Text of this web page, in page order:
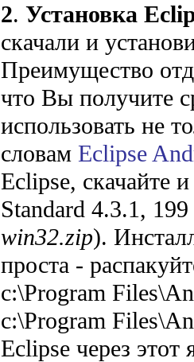
2. Установка
скачали и
Преимущество
что Вы получите
использовать не
словам Eclipse
Eclipse, скачайте
Standard 4.3.1,
win32.zip).
проста -
c:\Program
c:\Program
Eclipse через